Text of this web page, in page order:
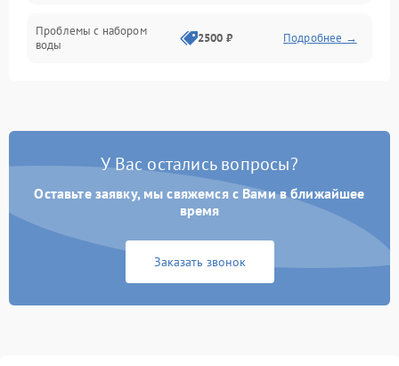
Проблемы с набором
воды
2500 ₽ Подробнее →
Замена платы управления 2200 ₽ Подробнее →
У Вас остались вопросы?
Оставьте заявку, мы свяжемся с Вами в ближайшее
время
Заказать звонок